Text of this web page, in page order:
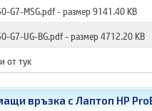
G7-MSG.pdf- размер 9141.40 KB
G7-UG-BG.pdf- размер 4712.20 KB
от тук
връзка сЛаптоп HP